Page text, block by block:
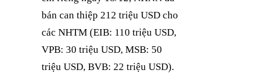
bán can thiệp 212 triệu USD cho
các NHTM (EIB: 110 triệu USD,
VPB: 30 triệu USD, MSB: 50
triệu USD, BVB: 22 triệu USD).